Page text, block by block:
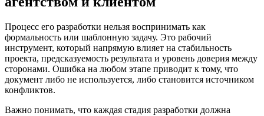
Процесс его разработки нельзя воспринимать как
формальность или шаблонную задачу. Это рабочий
инструмент, который напрямую влияет на стабильность
проекта, предсказуемость результата и уровень доверия между
сторонами. Ошибка на любом этапе приводит к тому, что
документ либо не используется, либо становится источником
конфликтов.
Важно понимать, что каждая стадия разработки должна